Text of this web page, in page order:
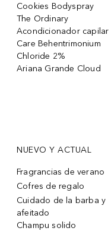
Cookies Bodyspray
The Ordinary
Acondicionador capilar
Care Behentrimonium
Chloride 2%
Ariana Grande Cloud
NUEVO Y ACTUAL
Fragrancias de verano
Cofres de regalo
Cuidado de la barba y
afeitado
Champu solido